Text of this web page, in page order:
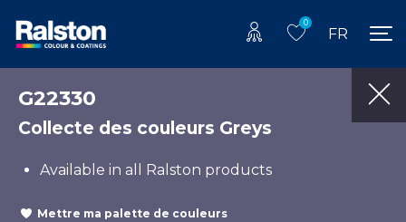
0
FR
G22330
Collecte des couleurs Greys
Available in all Ralston products
Mettre ma palette de couleurs